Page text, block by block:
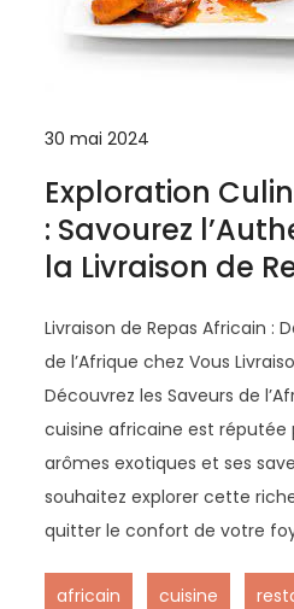
30 mai 2024
Exploration
: Savourez
la Livraison de
Livraison de Repas Africain :
de l’Afrique chez Vous
Découvrez les Saveurs de
cuisine africaine est réputée
arômes exotiques et ses
souhaitez explorer cette
quitter le confort de votre
africain cuisine